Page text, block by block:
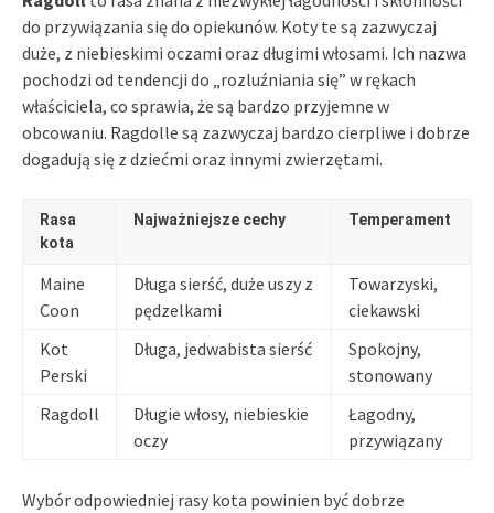
do przywiązania się do opiekunów. Koty te są zazwyczaj
duże, z niebieskimi oczami oraz długimi włosami. Ich nazwa
pochodzi od tendencji do „rozluźniania się” w rękach
właściciela, co sprawia, że są bardzo przyjemne w
obcowaniu. Ragdolle są zazwyczaj bardzo cierpliwe i dobrze
dogadują się z dziećmi oraz innymi zwierzętami.
Rasa
kota
Najważniejsze cechy Temperament
Maine
Coon
Długa sierść, duże uszy z
pędzelkami
Towarzyski,
ciekawski
Kot
Perski
Długa, jedwabista sierść
Spokojny,
stonowany
Ragdoll
Długie włosy, niebieskie
oczy
Łagodny,
przywiązany
Wybór odpowiedniej rasy kota powinien być dobrze